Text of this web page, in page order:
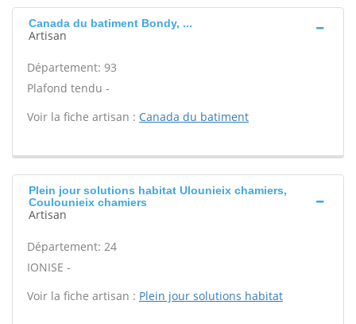
Canada du batiment Bondy, ...
Artisan
Département: 93
Plafond tendu -
Voir la fiche artisan : Canada du batiment
Plein jour solutions habitat Ulounieix chamiers,
Coulounieix chamiers
Artisan
Département: 24
IONISE -
Voir la fiche artisan : Plein jour solutions habitat